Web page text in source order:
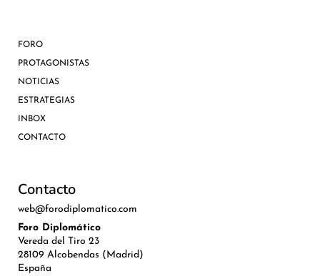
FORO
PROTAGONISTAS
NOTICIAS
ESTRATEGIAS
INBOX
CONTACTO
Contacto
web@forodiplomatico.com
Foro Diplomático
Vereda del Tiro 23
28109 Alcobendas (Madrid)
España